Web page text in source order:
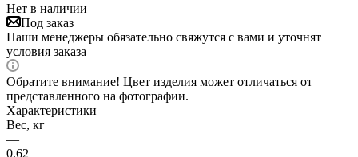
Нет в наличии
Под заказ
Наши менеджеры обязательно свяжутся с вами и уточнят
условия заказа
Обратите внимание! Цвет изделия может отличаться от
представленного на фотографии.
Характеристики
Вес, кг
—
0,62